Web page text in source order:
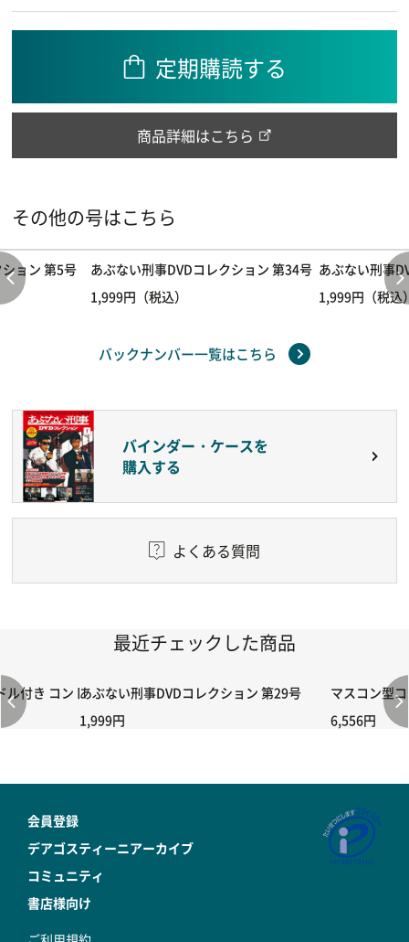
定期購読する
商品詳細はこちら
その他の号はこちら
ョン 第5号
あぶない刑事DVDコレクション 第34号
1,999円（税込）
あぶない刑事
1,999円（税込
バックナンバー一覧はこちら
バインダー・ケースを
購入する
よくある質問
最近チェックした商品
付き コントローラー＆ポイント切り替えスイッチRC-02/C002 /
あぶない刑事DVDコレクション 第29号
1,999円
マスコン型
6,556円
会員登録
デアゴスティーニアーカイブ
コミュニティ
書店様向け